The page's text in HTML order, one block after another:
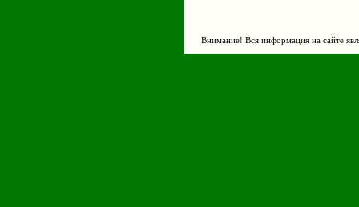
Внимание! Вся информация на сайте